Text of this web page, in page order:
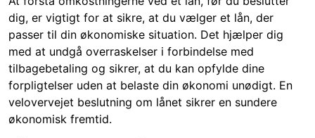
dig, er vigtigt for at sikre, at du vælger et lån, der
passer til din økonomiske situation. Det hjælper dig
med at undgå overraskelser i forbindelse med
tilbagebetaling og sikrer, at du kan opfylde dine
forpligtelser uden at belaste din økonomi unødigt. En
velovervejet beslutning om lånet sikrer en sundere
økonomisk fremtid.